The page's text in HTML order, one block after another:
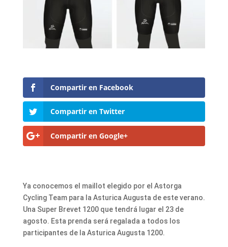
Compartir en Facebook
Compartir en Twitter
Compartir en Google+
Ya conocemos el maillot elegido por el Astorga
Cycling Team para la Asturica Augusta de este verano.
Una Super Brevet 1200 que tendrá lugar el 23 de
agosto. Esta prenda será regalada a todos los
participantes de la Asturica Augusta 1200.